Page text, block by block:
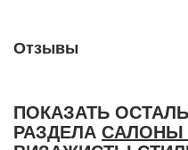
Отзывы
ПОКАЗАТЬ
РАЗДЕЛА САЛОНЫ